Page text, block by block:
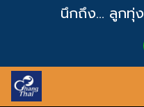
นึกถึง... ลูกทุ่ง